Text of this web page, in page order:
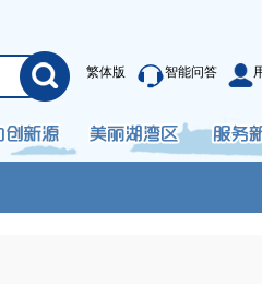
繁体版 智能问答